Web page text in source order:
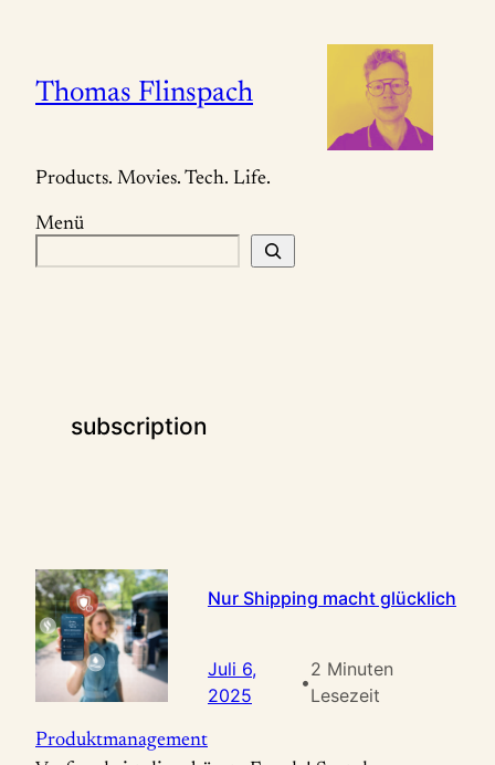
springen
Thomas Flinspach
Products. Movies. Tech. Life.
Menü
u
subscription
Nur Shipping macht glücklich
Juli 6,
2025
•
2 Minuten
Lesezeit
Produktmanagement